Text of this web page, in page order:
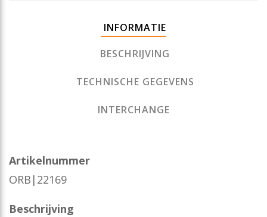
INFORMATIE
BESCHRIJVING
TECHNISCHE GEGEVENS
INTERCHANGE
Artikelnummer
ORB|22169
Beschrijving